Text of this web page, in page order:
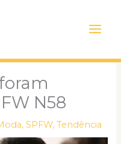
Menu
N58
,SPFW,Tendência